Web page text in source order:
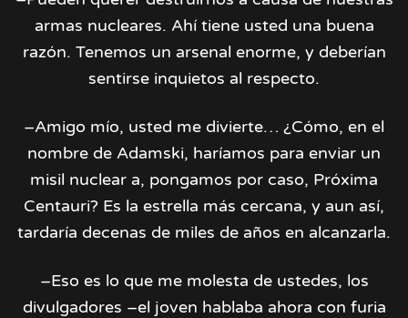
armas nucleares. Ahí tiene usted una buena
razón. Tenemos un arsenal enorme, y deberían
sentirse inquietos al respecto.
–Amigo mío, usted me divierte… ¿Cómo, en el
nombre de Adamski, haríamos para enviar un
misil nuclear a, pongamos por caso, Próxima
Centauri? Es la estrella más cercana, y aun así,
tardaría decenas de miles de años en alcanzarla.
–Eso es lo que me molesta de ustedes, los
divulgadores –el joven hablaba ahora con furia